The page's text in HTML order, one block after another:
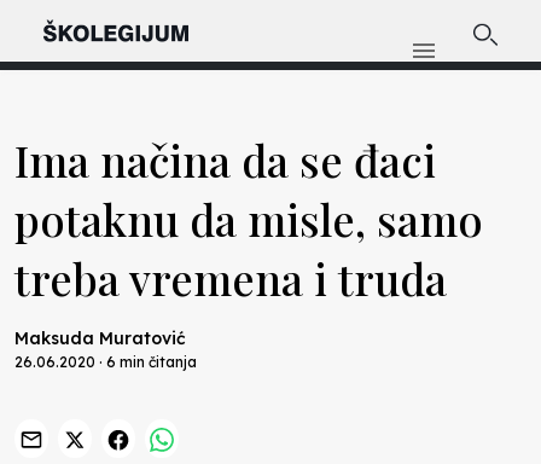
Ima načina da se đaci
potaknu da misle, samo
treba vremena i truda
Maksuda Muratović
26.06.2020 · 6 min čitanja